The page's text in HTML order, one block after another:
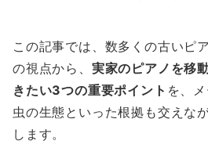
この記事では、数多くの古いピ
の視点から、 実家のピアノを移
きたい3つの重要ポイント を、
虫の生態といった根拠も交えな
します。